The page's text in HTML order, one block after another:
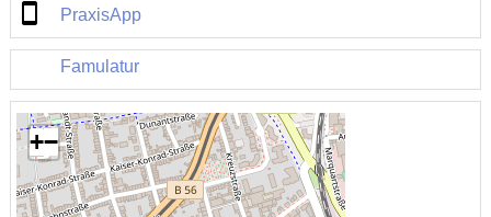
PraxisApp
Famulatur
+−